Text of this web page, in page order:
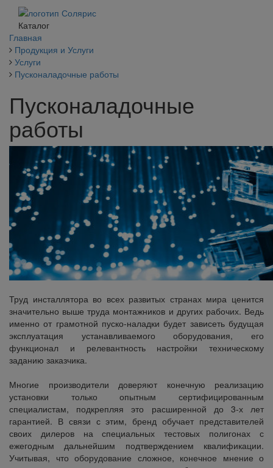
Каталог
Главная
Продукция и Услуги
Услуги
Пусконаладочные работы
Пусконаладочные
работы
Труд инсталлятора во всех развитых странах мира ценится
значительно выше труда монтажников и других рабочих. Ведь
именно от грамотной пуско-наладки будет зависеть будущая
эксплуатация устанавливаемого оборудования, его
функционал и релевантность настройки техническому
заданию заказчика.
Многие производители доверяют конечную реализацию
установки только опытным сертифицированным
специалистам, подкрепляя это расширенной до 3-х лет
гарантией. В связи с этим, бренд обучает представителей
своих дилеров на специальных тестовых полигонах с
ежегодным дальнейшим подтверждением квалификации.
Учитывая, что оборудование сложное, конечное мнение о